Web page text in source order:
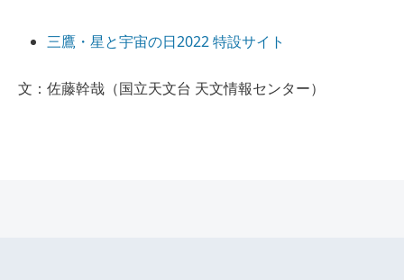
三鷹・星と宇宙の日2022 特設サイト
文：佐藤幹哉（国立天文台 天文情報センター）